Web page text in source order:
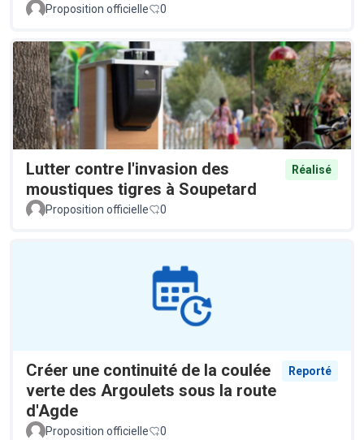
Proposition officielle 0
Lutter contre l'invasion des
moustiques tigres à Soupetard
Réalisé
Proposition officielle 0
Créer une continuité de la coulée
verte des Argoulets sous la route
d'Agde
Reporté
Proposition officielle 0